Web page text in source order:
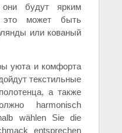
будут ярким
это может быть
или кованый
уюта и комфорта
текстильные
а также
harmonisch
wählen Sie die
entsprechen